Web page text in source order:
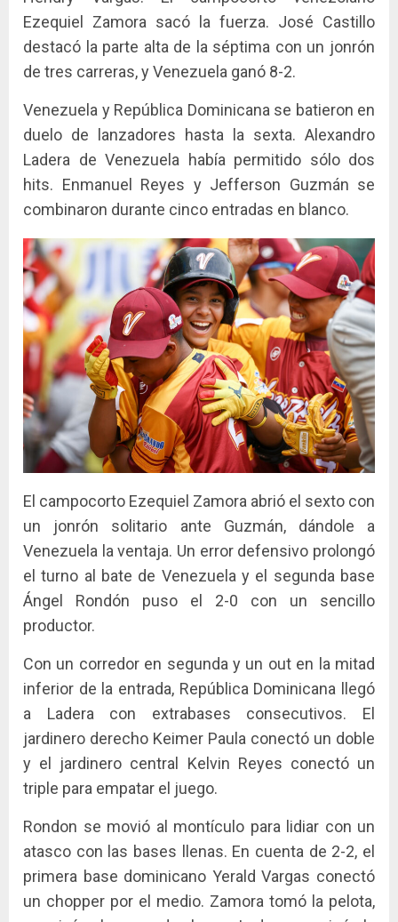
Ezequiel Zamora sacó la fuerza. José Castillo
destacó la parte alta de la séptima con un jonrón
de tres carreras, y Venezuela ganó 8-2.
Venezuela y República Dominicana se batieron en
duelo de lanzadores hasta la sexta. Alexandro
Ladera de Venezuela había permitido sólo dos
hits. Enmanuel Reyes y Jefferson Guzmán se
combinaron durante cinco entradas en blanco.
El campocorto Ezequiel Zamora abrió el sexto con
un jonrón solitario ante Guzmán, dándole a
Venezuela la ventaja. Un error defensivo prolongó
el turno al bate de Venezuela y el segunda base
Ángel Rondón puso el 2-0 con un sencillo
productor.
Con un corredor en segunda y un out en la mitad
inferior de la entrada, República Dominicana llegó
a Ladera con extrabases consecutivos. El
jardinero derecho Keimer Paula conectó un doble
y el jardinero central Kelvin Reyes conectó un
triple para empatar el juego.
Rondon se movió al montículo para lidiar con un
atasco con las bases llenas. En cuenta de 2-2, el
primera base dominicano Yerald Vargas conectó
un chopper por el medio. Zamora tomó la pelota,